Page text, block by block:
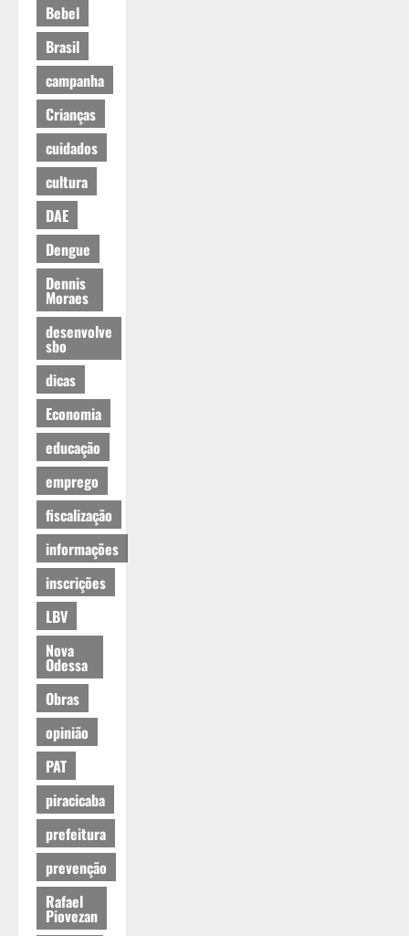
Bebel
Brasil
campanha
Crianças
cuidados
cultura
DAE
Dengue
Dennis
Moraes
desenvolve
sbo
dicas
Economia
educação
emprego
fiscalização
informações
inscrições
LBV
Nova
Odessa
Obras
opinião
PAT
piracicaba
prefeitura
prevenção
Rafael
Piovezan